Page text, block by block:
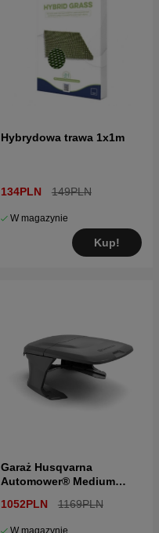
Hybrydowa trawa 1x1m
134PLN 149PLN
W magazynie
Kup!
Garaż Husqvarna
Automower® Medium
1052PLN 1169PLN